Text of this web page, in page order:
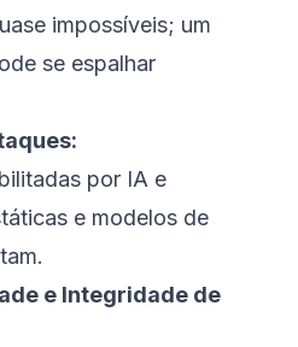
impossíveis; um
se espalhar
por IA e
e modelos de
e Integridade de